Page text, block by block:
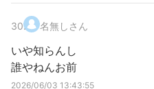
30. 名無しさん
いや知らんし
誰やねんお前
2026/06/03 13:43:55